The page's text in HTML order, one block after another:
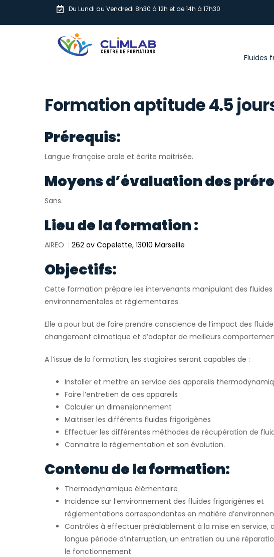
Du Lundi au Vendredi 8h30 à 12h et de 14h à 17h30
Fluides
Formation aptitude 4.5 jours
Prérequis:
Langue française orale et écrite maitrisée.
Moyens d’évaluation des
Sans.
Lieu de la formation :
AIREO : 262 av Capelette, 13010 Marseille
Objectifs:
Cette formation prépare les intervenants manipulant des fluides
environnementales et règlementaires.
Elle a pour but de faire prendre conscience de l’impact des
changement climatique et d’adopter de meilleurs
A l’issue de la formation, les stagiaires seront capables de :
Installer et mettre en service des appareils
Faire l’entretien de ces appareils
Calculer un dimensionnement
Maitriser les différents fluides frigorigènes
Effectuer les différentes méthodes de récupération de
Connaitre la réglementation et son évolution.
Contenu de la formation:
Thermodynamique élémentaire
Incidence sur l’environnement des fluides frigorigènes et
règlementations correspondantes en matière
Contrôles à effectuer préalablement à la mise en service,
longue période d’interruption, un entretien ou une
le fonctionnement